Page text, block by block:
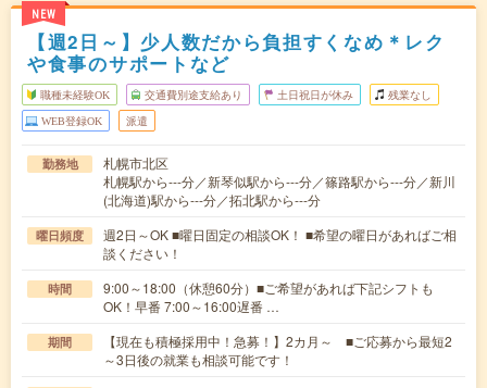
NEW
【週2日～】少人数だから負担すくなめ＊レク
や食事のサポートなど
職種未経験OK 交通費別途支給あり 土日祝日が休み 残業なし
WEB登録OK 派遣
勤務地
札幌市北区
札幌駅から---分／新琴似駅から---分／篠路駅から---分／新川
(北海道)駅から---分／拓北駅から---分
曜日頻度
週2日～OK ■曜日固定の相談OK！ ■希望の曜日があればご相
談ください！
時間
9:00～18:00（休憩60分）■ご希望があれば下記シフトも
OK！早番 7:00～16:00遅番 …
期間
【現在も積極採用中！急募！】2カ月～ ■ご応募から最短2
～3日後の就業も相談可能です！